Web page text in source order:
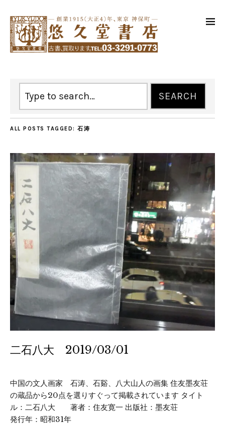
ALL POSTS TAGGED: 石涛
二石八大 2019/03/01
中国の文人画家 石涛、石谿、八大山人の画集 住友墨友荘
の蔵品から20点を選りすぐって掲載されています タイト
ル：二石八大 著者：住友寛一 出版社：墨友荘
発行年：昭和31年